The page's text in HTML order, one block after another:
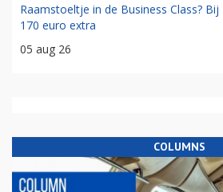
Raamstoeltje in de Business Class?
170 euro extra
05 aug 26
COLUMNS